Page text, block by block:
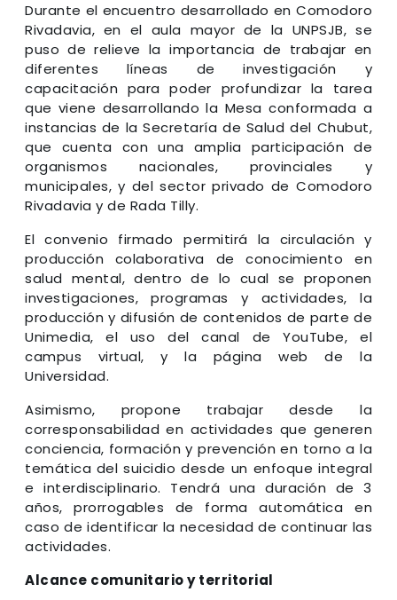
Durante el encuentro desarrollado en Comodoro
Rivadavia, en el aula mayor de la UNPSJB, se
puso de relieve la importancia de trabajar en
diferentes líneas de investigación y
capacitación para poder profundizar la tarea
que viene desarrollando la Mesa conformada a
instancias de la Secretaría de Salud del Chubut,
que cuenta con una amplia participación de
organismos nacionales, provinciales y
municipales, y del sector privado de Comodoro
Rivadavia y de Rada Tilly.
El convenio firmado permitirá la circulación y
producción colaborativa de conocimiento en
salud mental, dentro de lo cual se proponen
investigaciones, programas y actividades, la
producción y difusión de contenidos de parte de
Unimedia, el uso del canal de YouTube, el
campus virtual, y la página web de la
Universidad.
Asimismo, propone trabajar desde la
corresponsabilidad en actividades que generen
conciencia, formación y prevención en torno a la
temática del suicidio desde un enfoque integral
e interdisciplinario. Tendrá una duración de 3
años, prorrogables de forma automática en
caso de identificar la necesidad de continuar las
actividades.
Alcance comunitario y territorial